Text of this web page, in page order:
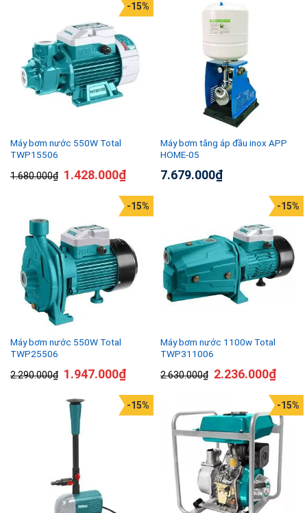
Máy bơm nước 550W Total
TWP15506
1.680.000₫
-15%
1.428.000₫
Máy bơm tăng áp đầu inox APP
HOME-05
7.679.000₫
Máy bơm nước 550W Total
TWP25506
2.290.000₫
-15%
1.947.000₫
Máy bơm nước 1100w Total
TWP311006
2.630.000₫
-15%
2.236.000₫
-15% -15%